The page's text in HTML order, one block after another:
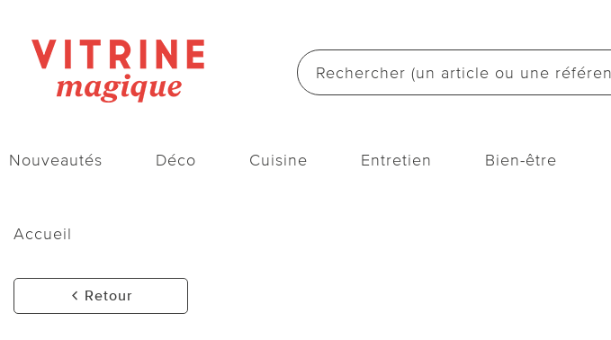
Nouveautés Déco Cuisine Entretien Bien-être
Accueil
Retour